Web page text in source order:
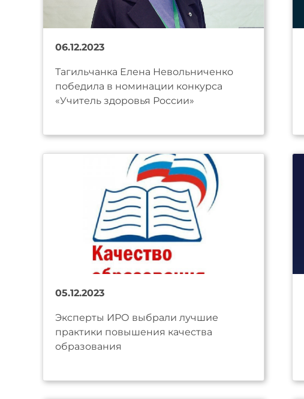
06.12.2023
Тагильчанка Елена Невольниченко
победила в номинации конкурса
«Учитель здоровья России»
05.12.2023
Эксперты ИРО выбрали лучшие
практики повышения качества
образования